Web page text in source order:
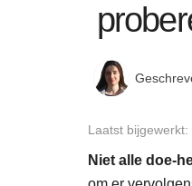
Laatst bijgewerkt:
Niet alle doe-